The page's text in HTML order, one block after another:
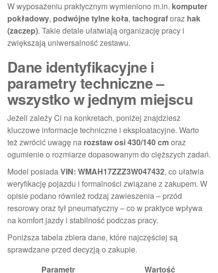
W wyposażeniu praktycznym wymieniono m.in. komputer
pokładowy, podwójne tylne koła, tachograforaz hak
(zaczep). Takie detale ułatwiają organizację pracy i
zwiększają uniwersalność zestawu.
Dane identyfikacyjne i
parametry techniczne –
wszystko w jednym miejscu
Jeżeli zależy Ci na konkretach, poniżej znajdziesz
kluczowe informacje techniczne i eksploatacyjne. Warto
też zwrócić uwagę na rozstaw osi 430/140 cmoraz
ogumienie o rozmiarze dopasowanym do cięższych zadań.
Model posiadaVIN: WMAH17ZZZ3W047432, co ułatwia
weryfikację pojazdu i formalności związane z zakupem. W
opisie podano również rodzaj zawieszenia – przód
resorowy oraz tył pneumatyczny – co w praktyce wpływa
na komfort jazdy i stabilność podczas pracy.
Poniższa tabela zbiera dane, które najczęściej są
sprawdzane przed decyzją o zakupie.
Parametr
Wartość